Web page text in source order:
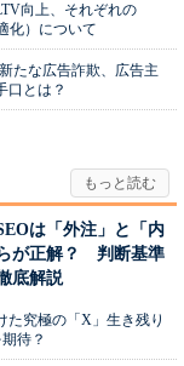
向上、それぞれの
化）について
たな広告詐欺、広告主
口とは？
は「外注」と「内
が正解？ 判断基準
底解説
た究極の「X」生き残り
待？